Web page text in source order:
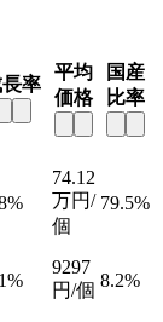
率
平均
価格
国産
比率
74.12
万円/
個
79.5%
9297
円/個 8.2%